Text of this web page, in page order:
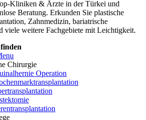
Kliniken & Ärzte in der Türkei und
Beratung. Erkunden Sie plastische
Zahnmedizin, bariatrische
viele weitere Fachgebiete mit Leichtigkeit.
Chirurgie
Operation